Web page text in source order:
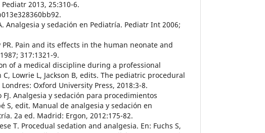
2013, 25:310-6.
Analgesia y sedación en Pediatría. Pediatr Int 2006;
PR. Pain and its effects in the human neonate and
317:1321-9.
of a medical discipline during a professional
Lowrie L, Jackson B, edits. The pediatric procedural
Oxford University Press, 2018:3-8.
FJ. Analgesia y sedación para procedimientos
S, edit. Manual de analgesia y sedación en
2a ed. Madrid: Ergon, 2012:175-82.
T. Procedual sedation and analgesia. En: Fuchs S,